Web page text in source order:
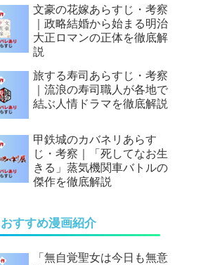
文豪の花嫁あらすじ・考察
｜政略結婚から始まる明治
大正ロマンの正体を徹底解
説
旅する寿司あらすじ・考察
｜流浪の寿司職人が各地で
結ぶ人情ドラマを徹底解説
甲鉄城のカバネリあらす
じ・考察｜「死してなお生
きる」蒸気機関車バトルの
傑作を徹底解説
すすめ漫画紹介
「無自覚聖女は今日も無意